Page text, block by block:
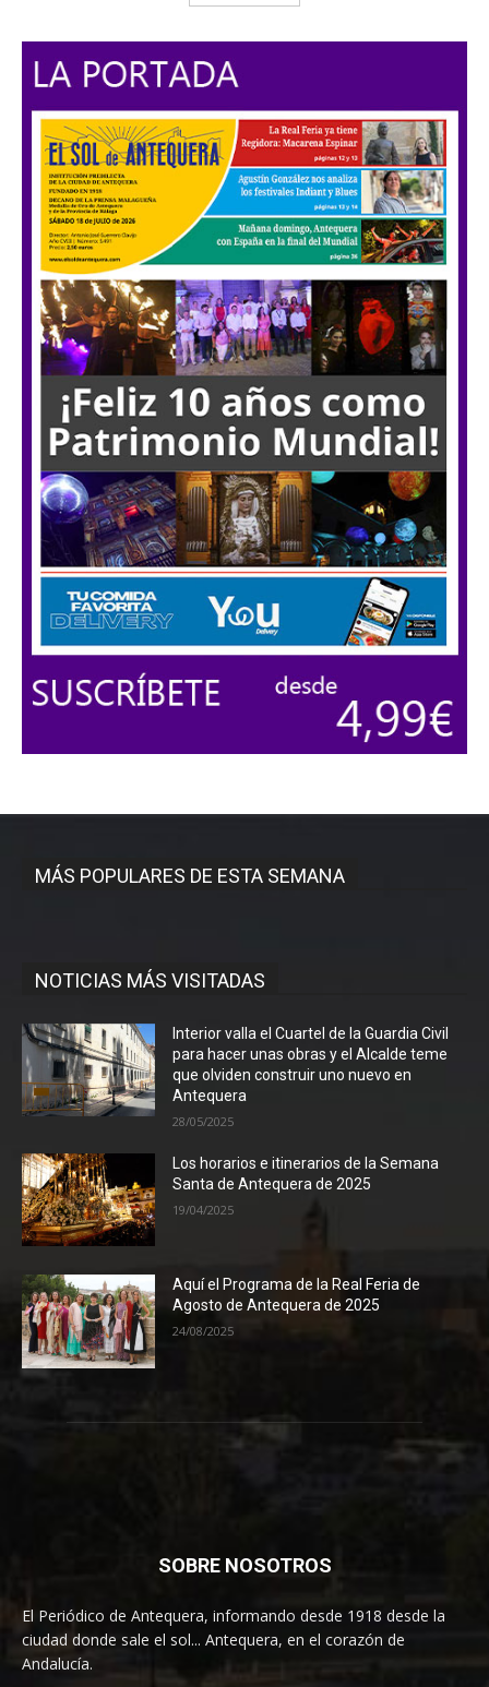
MÁS POPULARES DE ESTA SEMANA
NOTICIAS MÁS VISITADAS
Interior valla el Cuartel de la Guardia Civil
para hacer unas obras y el Alcalde teme
que olviden construir uno nuevo en
Antequera
28/05/2025
Los horarios e itinerarios de la Semana
Santa de Antequera de 2025
19/04/2025
Aquí el Programa de la Real Feria de
Agosto de Antequera de 2025
24/08/2025
SOBRE NOSOTROS
El Periódico de Antequera, informando desde 1918 desde la
ciudad donde sale el sol... Antequera, en el corazón de
Andalucía.